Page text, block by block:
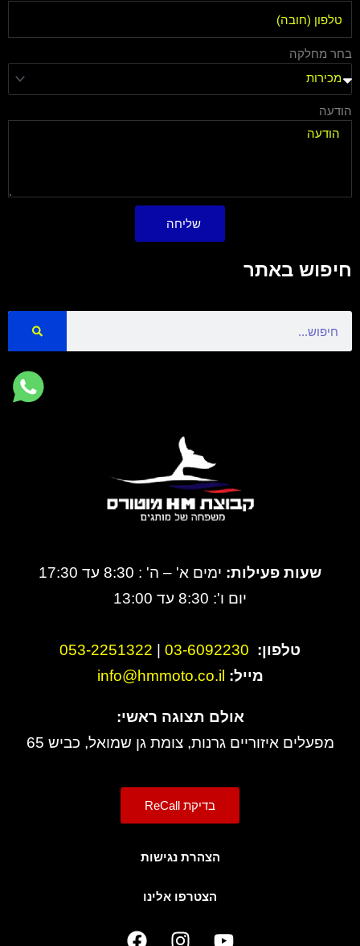
בחר מחלקה
הודעה
שליחה
חיפוש באתר
שעות פעילות: ימים א' – ה' : 8:30 עד 17:30
יום ו': 8:30 עד 13:00
טלפון: 03-6092230
053-2251322
מייל: info@hmmoto.co.il
אולם תצוגה ראשי:
מפעלים איזוריים גרנות, צומת גן שמואל, כביש 65
בדיקת ReCall
הצהרת נגישות
הצטרפו אלינו
Y
I
F